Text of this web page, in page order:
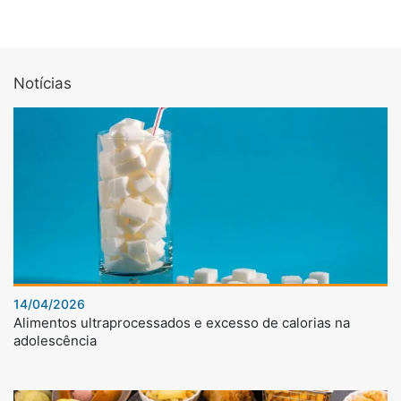
Notícias
14/04/2026
Alimentos ultraprocessados e excesso de calorias na
adolescência